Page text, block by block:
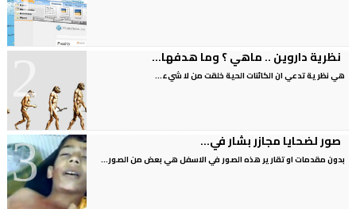
نظرية داروين .. ماهي ؟ وما هدفها...
هي نظرية تدعي ان الكائنات الحية خلقت من لا شيء...
صور لضحايا مجازر بشار في...
بدون مقدمات او تقارير هذه الصور في الاسفل هي بعض من الصور...